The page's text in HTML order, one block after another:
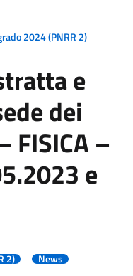
2024 (PNRR 2)
e
dei
FISICA –
e
2) News